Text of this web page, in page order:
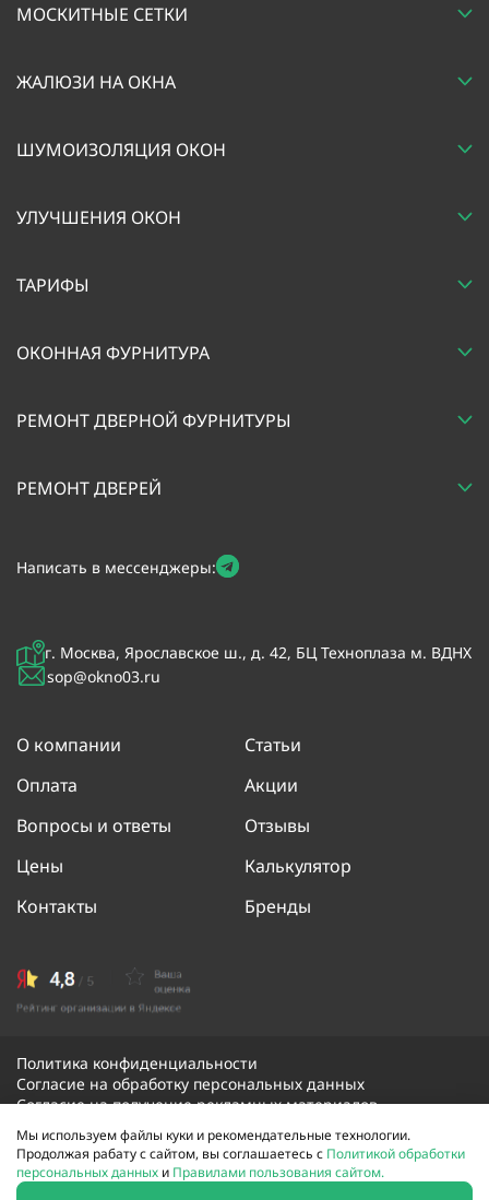
г. Москва, Ярославское ш., д. 42, БЦ Техноплаза м. ВДНХ
sop@okno03.ru
О компании
Статьи
Оплата
Акции
Вопросы и ответы
Отзывы
Цены
Калькулятор
Контакты
Бренды
Написать в мессенджеры:
МОСКИТНЫЕ СЕТКИ
ЖАЛЮЗИ НА ОКНА
ШУМОИЗОЛЯЦИЯ ОКОН
УЛУЧШЕНИЯ ОКОН
ТАРИФЫ
ОКОННАЯ ФУРНИТУРА
РЕМОНТ ДВЕРНОЙ ФУРНИТУРЫ
РЕМОНТ ДВЕРЕЙ
Политика конфиденциальности
Согласие на обработку персональных данных
Согласие на получение рекламных материалов
© 2026 Скорая оконная помощь. Все права защищены.
Сайт не является публичной офертой и носит
Мы используем файлы куки и рекомендательные технологии.
Продолжая рабату с сайтом, вы соглашаетесь с Политикой обработки
персональных данных и Правилами пользования сайтом.